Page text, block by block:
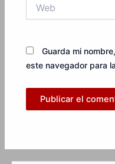
Guarda mi
este navegador para